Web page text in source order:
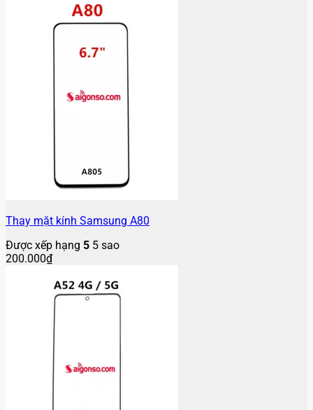
Thay mặt kính Samsung A80
Được xếp hạng 5 5 sao
200.000₫